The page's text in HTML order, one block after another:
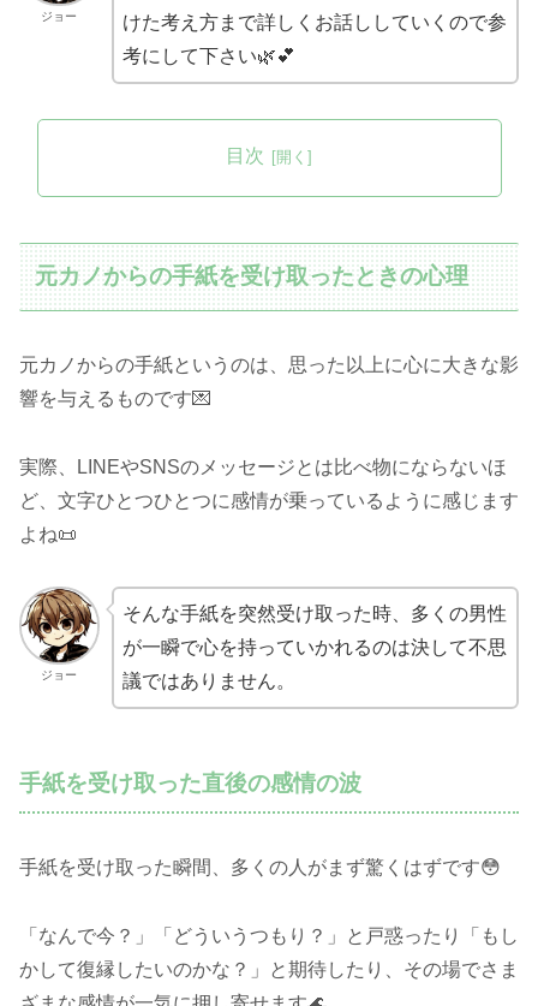
ジョー
けた考え方まで詳しくお話ししていくので参
考にして下さい🌿💕
目次
元カノからの手紙を受け取ったときの心理
元カノからの手紙というのは、思った以上に心に大きな影
響を与えるものです💌
実際、LINEやSNSのメッセージとは比べ物にならないほ
ど、文字ひとつひとつに感情が乗っているように感じます
よね📜
ジョー
そんな手紙を突然受け取った時、多くの男性
が一瞬で心を持っていかれるのは決して不思
議ではありません。
手紙を受け取った直後の感情の波
手紙を受け取った瞬間、多くの人がまず驚くはずです😳
「なんで今？」「どういうつもり？」と戸惑ったり「もし
かして復縁したいのかな？」と期待したり、その場でさま